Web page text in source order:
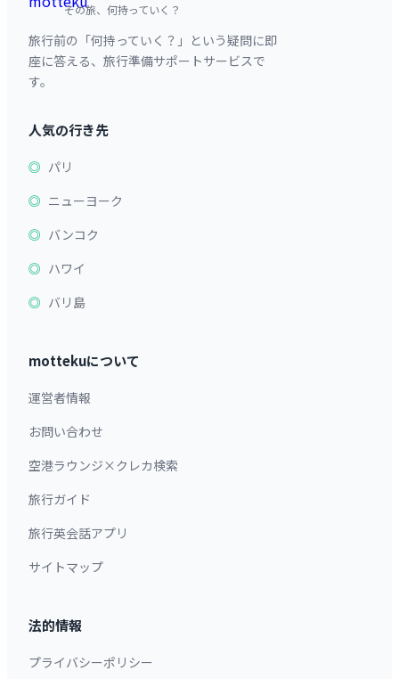
その旅、何持っていく？
旅行前の「何持っていく？」という疑問に即
座に答える、旅行準備サポートサービスで
す。
人気の行き先
パリ
ニューヨーク
バンコク
ハワイ
バリ島
mottekuについて
運営者情報
お問い合わせ
空港ラウンジ×クレカ検索
旅行ガイド
旅行英会話アプリ
サイトマップ
法的情報
プライバシーポリシー